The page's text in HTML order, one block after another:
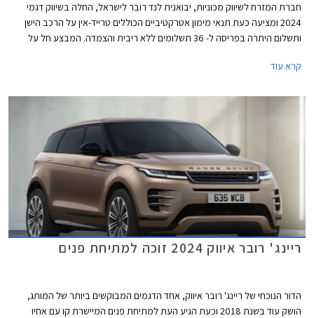
חברת המזרח לשיווק מכוניות, יבואנית לנד רובר לישראל, החלה בשיווק דגמי
2024 ומציעה כעת תנאי מימון אטרקטיביים הכוללים טרייד-אין על הרכב הישן
ותשלום היתרה בפריסה ל- 36 תשלומים ללא ריבית והצמדה. המבצע חל על
קרא עוד
ריינג' רובר איווק 2024 זוכה למתיחת פנים
הדור הנוכחי של ריינג' רובר איווק, אחד הדגמים המבוקשים ביותר של המותג,
הושק עוד בשנת 2018 וכעת הגיע העת למתיחת פנים המיישרת קו עם אחיו